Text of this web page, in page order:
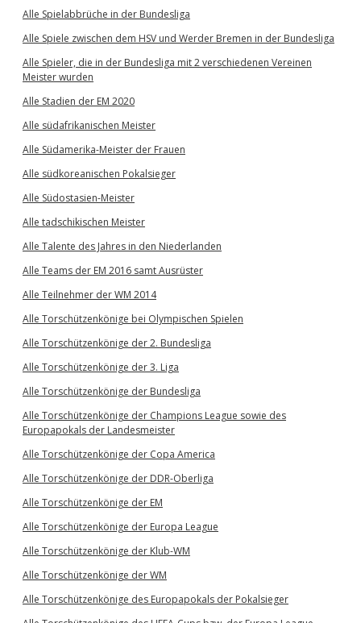
Alle Spielabbrüche in der Bundesliga
Alle Spiele zwischen dem HSV und Werder Bremen in der Bundesliga
Alle Spieler, die in der Bundesliga mit 2 verschiedenen Vereinen
Meister wurden
Alle Stadien der EM 2020
Alle südafrikanischen Meister
Alle Südamerika-Meister der Frauen
Alle südkoreanischen Pokalsieger
Alle Südostasien-Meister
Alle tadschikischen Meister
Alle Talente des Jahres in den Niederlanden
Alle Teams der EM 2016 samt Ausrüster
Alle Teilnehmer der WM 2014
Alle Torschützenkönige bei Olympischen Spielen
Alle Torschützenkönige der 2. Bundesliga
Alle Torschützenkönige der 3. Liga
Alle Torschützenkönige der Bundesliga
Alle Torschützenkönige der Champions League sowie des
Europapokals der Landesmeister
Alle Torschützenkönige der Copa America
Alle Torschützenkönige der DDR-Oberliga
Alle Torschützenkönige der EM
Alle Torschützenkönige der Europa League
Alle Torschützenkönige der Klub-WM
Alle Torschützenkönige der WM
Alle Torschützenkönige des Europapokals der Pokalsieger